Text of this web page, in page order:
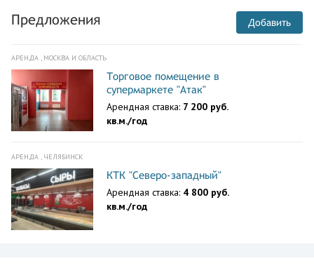
Предложения Добавить
АРЕНДА , МОСКВА И ОБЛАСТЬ
Торговое помещение в
супермаркете "Атак"
Арендная ставка: 7 200 руб.
кв.м./год
АРЕНДА , ЧЕЛЯБИНСК
КТК "Северо-западный"
Арендная ставка: 4 800 руб.
кв.м./год